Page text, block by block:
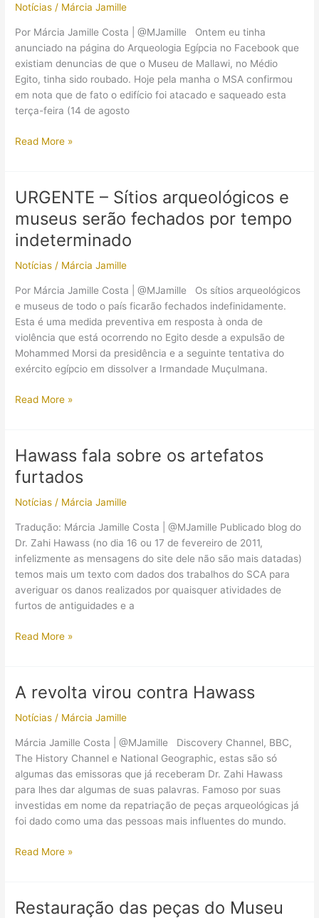
saques
e
incêndio
Notícias / Márcia Jamille
Por Márcia Jamille Costa | @MJamille Ontem eu tinha
anunciado na página do Arqueologia Egípcia no Facebook que
existiam denuncias de que o Museu de Mallawi, no Médio
Egito, tinha sido roubado. Hoje pela manha o MSA confirmou
em nota que de fato o edifício foi atacado e saqueado esta
terça-feira (14 de agosto
URGENTE
Museu
de
Mallawi
saqueado
Read More »
URGENTE – Sítios arqueológicos e
museus serão fechados por tempo
indeterminado
Notícias / Márcia Jamille
Por Márcia Jamille Costa | @MJamille Os sítios arqueológicos
e museus de todo o país ficarão fechados indefinidamente.
Esta é uma medida preventiva em resposta à onda de
violência que está ocorrendo no Egito desde a expulsão de
Mohammed Morsi da presidência e a seguinte tentativa do
exército egípcio em dissolver a Irmandade Muçulmana.
URGENTE
e
museus
fechados
por
tempo
indeterminado
Read More »
Hawass fala sobre os artefatos
furtados
Notícias / Márcia Jamille
Tradução: Márcia Jamille Costa | @MJamille Publicado blog do
Dr. Zahi Hawass (no dia 16 ou 17 de fevereiro de 2011,
infelizmente as mensagens do site dele não são mais datadas)
temos mais um texto com dados dos trabalhos do SCA para
averiguar os danos realizados por quaisquer atividades de
furtos de antiguidades e a
Hawass
artefatos
furtados
Read More »
A revolta virou contra Hawass
Notícias / Márcia Jamille
Márcia Jamille Costa | @MJamille Discovery Channel, BBC,
The History Channel e National Geographic, estas são só
algumas das emissoras que já receberam Dr. Zahi Hawass
para lhes dar algumas de suas palavras. Famoso por suas
investidas em nome da repatriação de peças arqueológicas já
foi dado como uma das pessoas mais influentes do mundo.
A
Hawass
Read More »
Restauração das peças do Museu